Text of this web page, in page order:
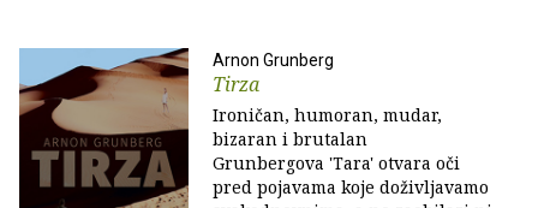
Arnon Grunberg
Tirza
Ironičan, humoran, mudar,
bizaran i brutalan
Grunbergova 'Tara' otvara oči
pred pojavama koje doživljavamo